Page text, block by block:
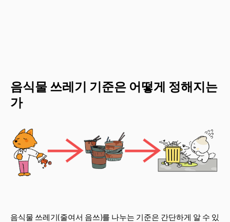
음식물 쓰레기 기준은 어떻게 정해지는
가
음식물 쓰레기(줄여서 음쓰)를 나누는 기준은 간단하게 알 수 있